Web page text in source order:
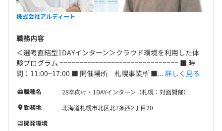
株式会社アルディート
職務内容
＜選考直結型1DAYインターン＞クラウド環境を利用した体
験プログラム ============================== ■ 時
間：11:00~17:00 ■ 開催場所 札幌事業所 ■... 詳しく見る
職種名
28卒向け・1DAYインターン（札幌：対面開催）
勤務地
北海道札幌市北区北7条西2丁目20
開発環境